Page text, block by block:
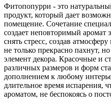
Фитопопурри - это
продукт, который дает
помещение. Сочетание
создает неповторимый аромат
снять стресс, создав
не только прекрасно пахнут,
элемент декора. Красочные и
различных размеров и форм
дополнением к любому
длительное время испарения,
ароматом, не беспокоясь о